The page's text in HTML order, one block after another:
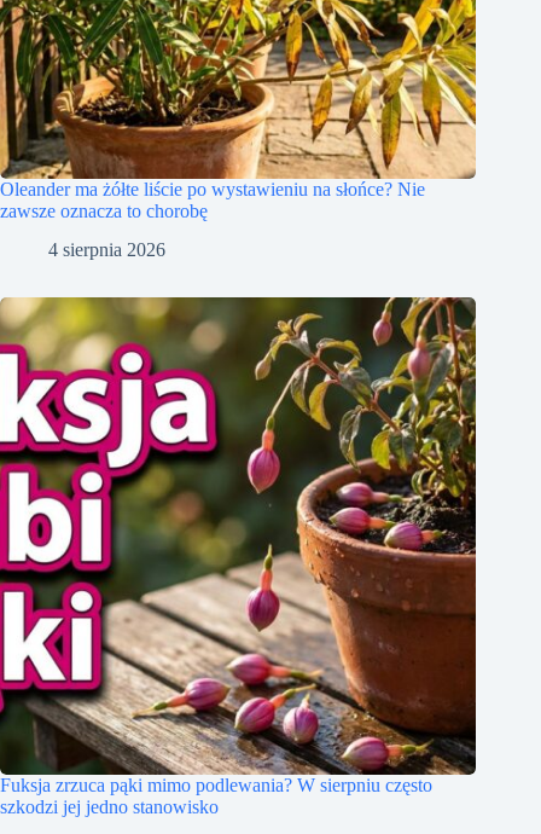
Oleander ma żółte liście po wystawieniu na słońce? Nie
zawsze oznacza to chorobę
4 sierpnia 2026
Fuksja zrzuca pąki mimo podlewania? W sierpniu często
szkodzi jej jedno stanowisko